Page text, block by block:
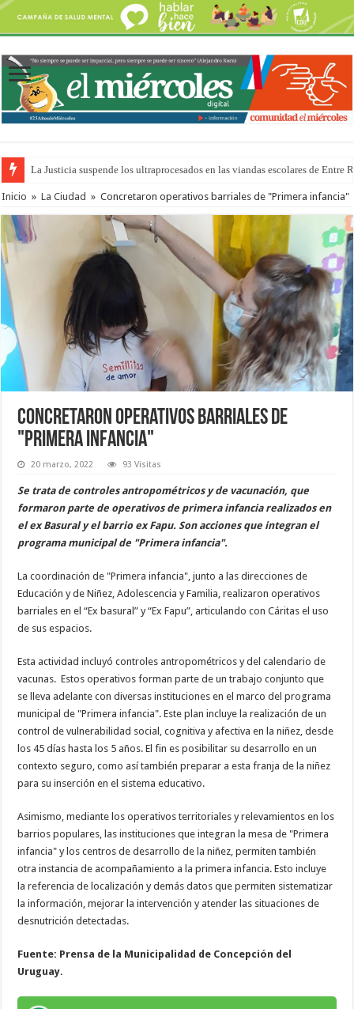
La Justicia suspende los ultraprocesados en las viandas escolares de Entre
Se presentará la obra “La Runfla de los Macanos”
Inicio » La Ciudad » Concretaron operativos barriales de "Primera infancia"
Concretaron operativos barriales de
"Primera infancia"
20 marzo, 2022 93 Visitas
Se trata de controles antropométricos y de vacunación, que
formaron parte de operativos de primera infancia realizados en
el ex Basural y el barrio ex Fapu. Son acciones que integran el
programa municipal de "Primera infancia".
La coordinación de "Primera infancia", junto a las direcciones de
Educación y de Niñez, Adolescencia y Familia, realizaron operativos
barriales en el “Ex basural” y “Ex Fapu”, articulando con Cáritas el uso
de sus espacios.
Esta actividad incluyó controles antropométricos y del calendario de
vacunas. Estos operativos forman parte de un trabajo conjunto que
se lleva adelante con diversas instituciones en el marco del programa
municipal de "Primera infancia". Este plan incluye la realización de un
control de vulnerabilidad social, cognitiva y afectiva en la niñez, desde
los 45 días hasta los 5 años. El fin es posibilitar su desarrollo en un
contexto seguro, como así también preparar a esta franja de la niñez
para su inserción en el sistema educativo.
Asimismo, mediante los operativos territoriales y relevamientos en los
barrios populares, las instituciones que integran la mesa de "Primera
infancia" y los centros de desarrollo de la niñez, permiten también
otra instancia de acompañamiento a la primera infancia. Esto incluye
la referencia de localización y demás datos que permiten sistematizar
la información, mejorar la intervención y atender las situaciones de
desnutrición detectadas.
Fuente: Prensa de la Municipalidad de Concepción del
Uruguay.